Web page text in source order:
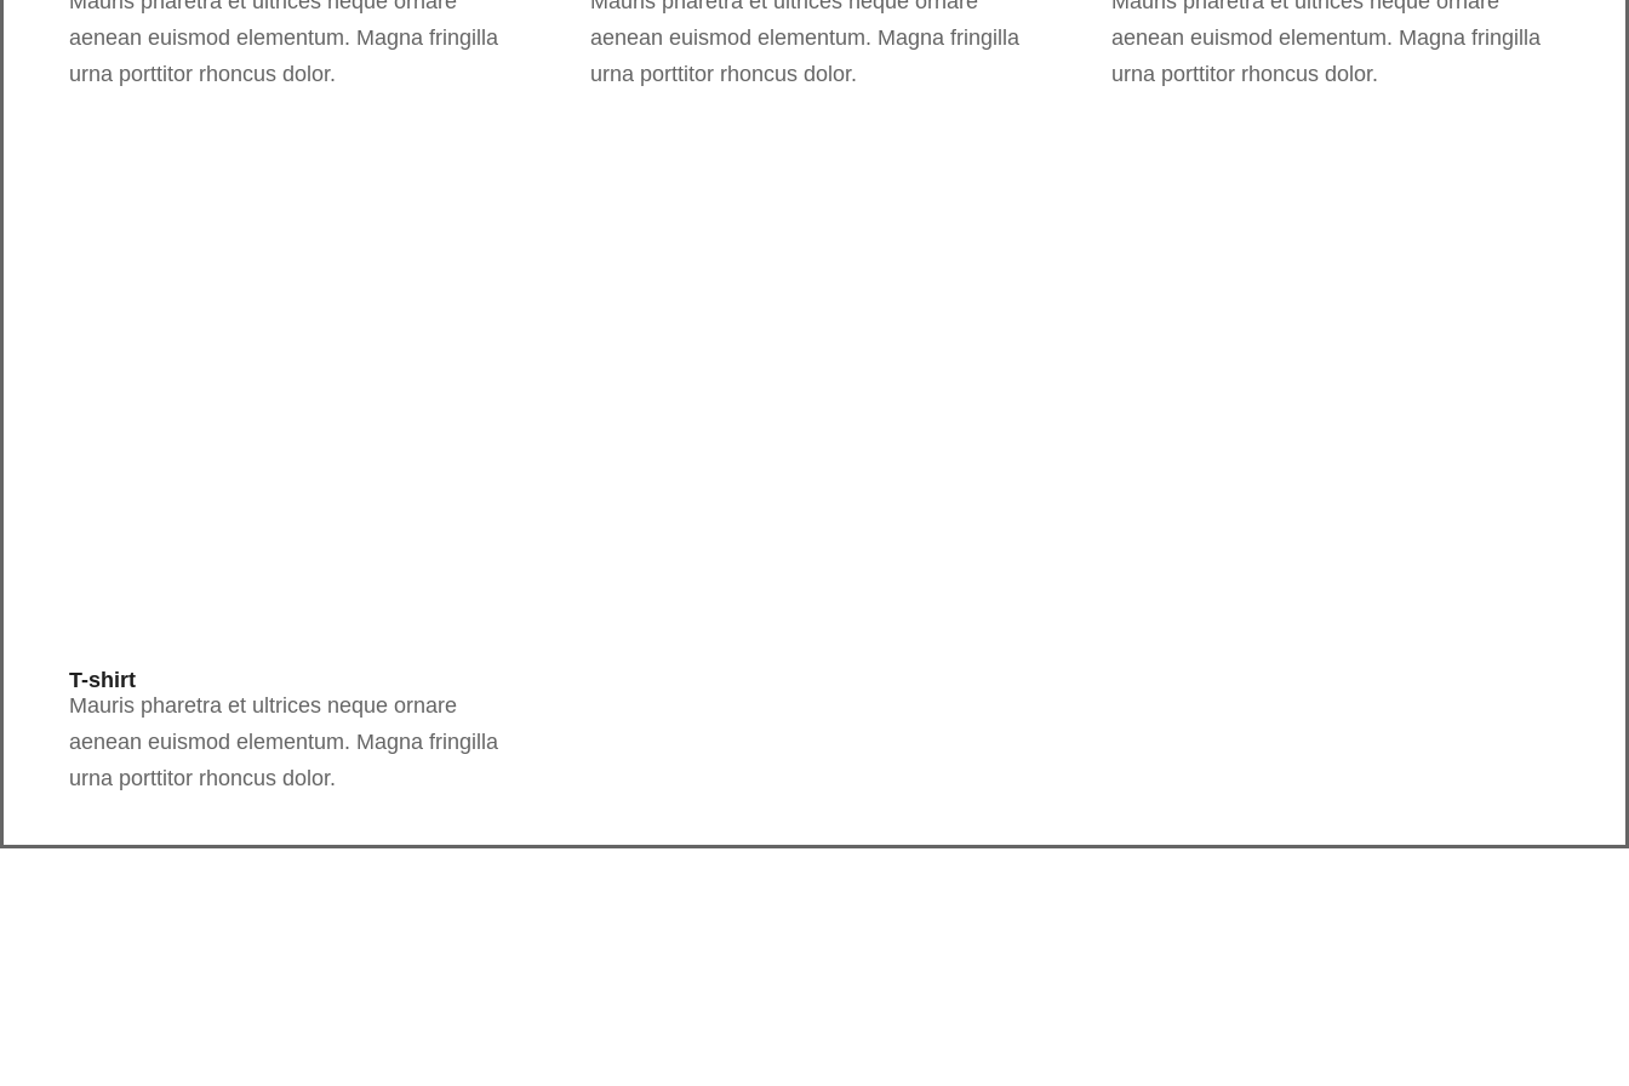
aenean euismod elementum. Magna fringilla
urna porttitor rhoncus dolor.
aenean euismod elementum. Magna fringilla
urna porttitor rhoncus dolor.
aenean euismod elementum. Magna fringilla
urna porttitor rhoncus dolor.
T-shirt
Mauris pharetra et ultrices neque ornare
aenean euismod elementum. Magna fringilla
urna porttitor rhoncus dolor.